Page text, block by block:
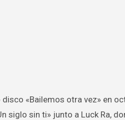
siglo sin ti» junto a Luck Ra,